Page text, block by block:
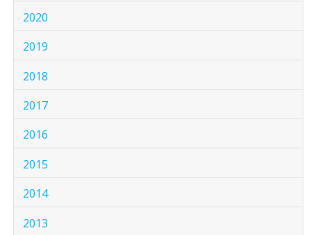
2020
2019
2018
2017
2016
2015
2014
2013